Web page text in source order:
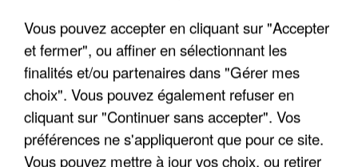
APRÈS TOUTES CES CANICULES, LES REFUGES
DE FAUNE SAUVAGE SONT...
Vous pouvez accepter en cliquant sur "Accepter
et fermer", ou affiner en sélectionnant les
finalités et/ou partenaires dans "Gérer mes
choix". Vous pouvez également refuser en
cliquant sur "Continuer sans accepter". Vos
préférences ne s'appliqueront que pour ce site.
Vous pouvez mettre à jour vos choix, ou retirer